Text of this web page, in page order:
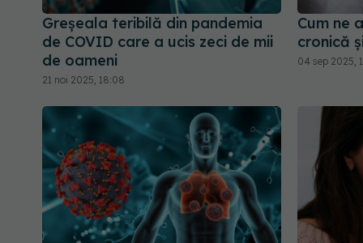
Greșeala teribilă din pandemia
de COVID care a ucis zeci de mii
de oameni
21 noi 2025, 18:08
Cum ne
cronică
04 sep 2025,